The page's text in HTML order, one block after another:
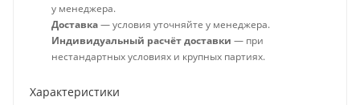
у менеджера.
Доставка— условия уточняйте у менеджера.
Индивидуальный расчёт доставки — при
нестандартных условиях и крупных партиях.
Характеристики